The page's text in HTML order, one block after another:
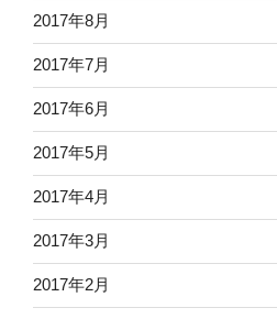
2017年8月
2017年7月
2017年6月
2017年5月
2017年4月
2017年3月
2017年2月